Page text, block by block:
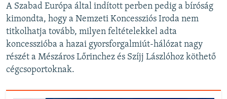
A Szabad Európa által indított perben pedig a bíróság
kimondta, hogy a Nemzeti Koncessziós Iroda nem
titkolhatja tovább, milyen feltételekkel adta
koncesszióba a hazai gyorsforgalmiút-hálózat nagy
részét a Mészáros Lőrinchez és Szíjj Lászlóhoz köthető
cégcsoportoknak.